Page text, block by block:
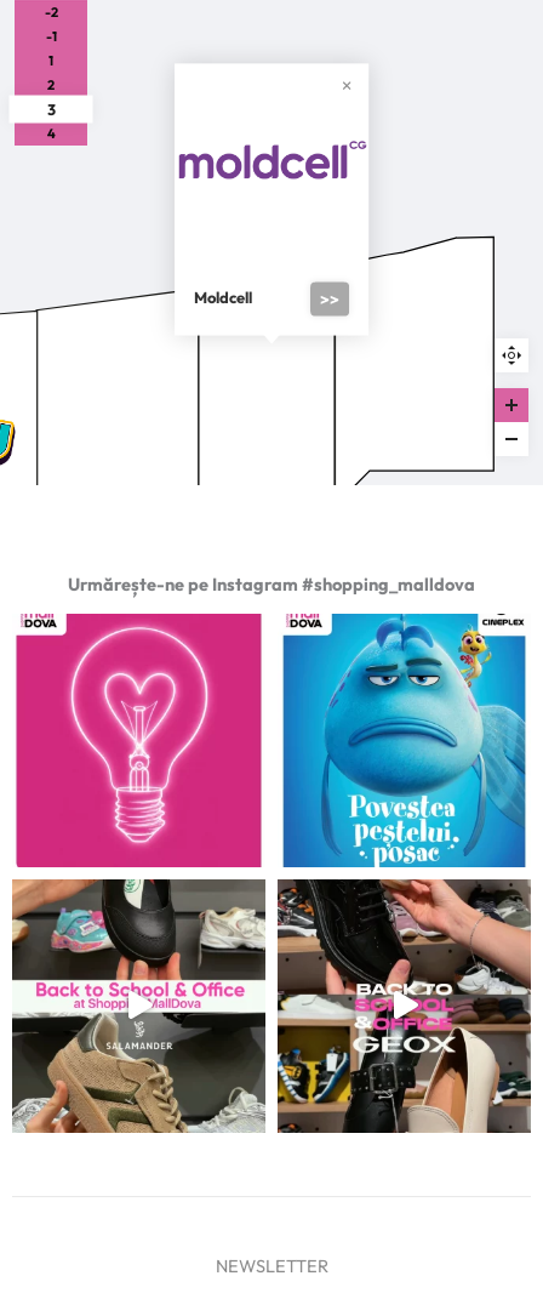
Moldcell >>
-2
-1
1
2
3
4
Urmărește-ne pe Instagram #shopping_malldova
NEWSLETTER